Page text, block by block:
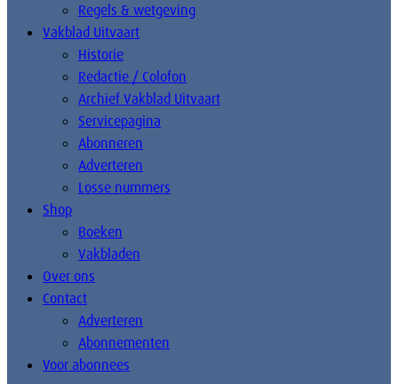
Regels & wetgeving
Vakblad Uitvaart
Historie
Redactie / Colofon
Archief Vakblad Uitvaart
Servicepagina
Abonneren
Adverteren
Losse nummers
Shop
Boeken
Vakbladen
Over ons
Contact
Adverteren
Abonnementen
Voor abonnees